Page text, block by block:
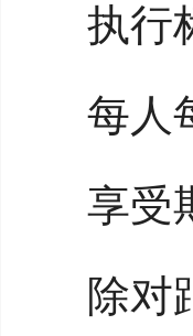
执行
每人
享受
除对